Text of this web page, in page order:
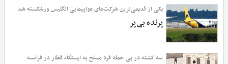
یکی از قدیمی‌ترین شرکت‌های هواپیمایی انگلیس ورشکسته شد
پرنده بی‌پر
سه کشته در پی حمله فرد مسلح به ایستگاه قطار در فرانسه